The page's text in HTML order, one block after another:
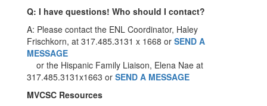
Q: I have questions! Who should I contact?
A: Please contact the ENL Coordinator, Haley
Frischkorn, at 317.485.3131 x 1668 or SEND A
MESSAGE
or the Hispanic Family Liaison, Elena Nae at
317.485.3131x1663 or SEND A MESSAGE
MVCSC Resources